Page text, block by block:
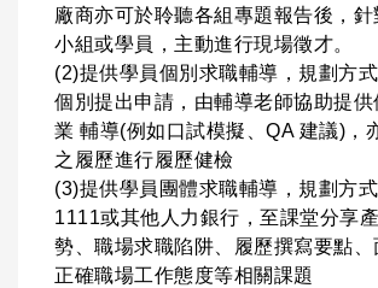
廠商亦可於聆聽各組專題報告後，針
小組或學員，主動進行現場徵才。
(2)提供學員個別求職輔導，規劃方
個別提出申請，由輔導老師協助提
業 輔導(例如口試模擬、QA 建議)，
之履歷進行履歷健檢
(3)提供學員團體求職輔導，規劃方
1111或其他人力銀行，至課堂分享
勢、職場求職陷阱、履歷撰寫要點、
正確職場工作態度等相關課題